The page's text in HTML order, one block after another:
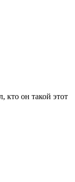
кто он такой этот